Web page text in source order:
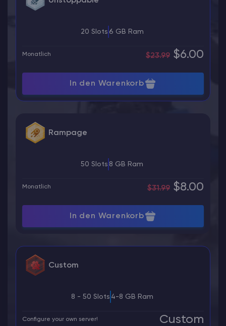
20 Slots 6 GB Ram
Monatlich $23.99 $6.00
In den Warenkorb
Rampage
50 Slots 8 GB Ram
Monatlich $31.99 $8.00
In den Warenkorb
Custom
8 - 50 Slots 4-8 GB Ram
Configure your own server! Custom